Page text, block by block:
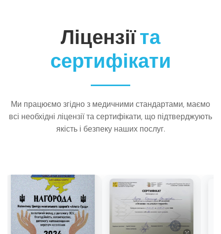
Ліцензіїта
сертифікати
Ми працюємо згідно з медичними стандартами, маємо
всі необхідні ліцензії та сертифікати, що підтверджують
якість і безпеку наших послуг.